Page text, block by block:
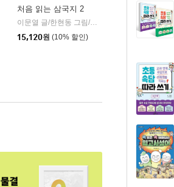
| 주니어김영사
처음 읽는 삼국지 2
이문열 글/한현동 그림/윤종문 편
미래엔아이세움
15,120원 (10% 할인)